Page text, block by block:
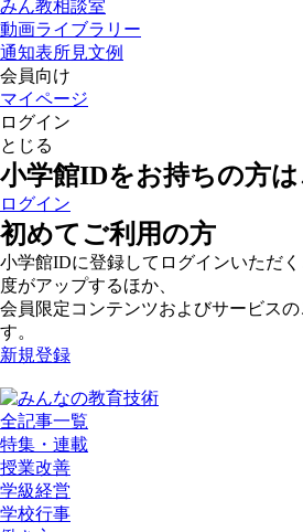
みん教相談室
動画ライブラリー
通知表所見文例
会員向け
マイページ
ログイン
とじる
小学館IDをお持ちの方
ログイン
初めてご利用の方
小学館IDに登録してログインいただ
度がアップするほか、
会員限定コンテンツおよびサービス
す。
新規登録
全記事一覧
特集・連載
授業改善
学級経営
学校行事